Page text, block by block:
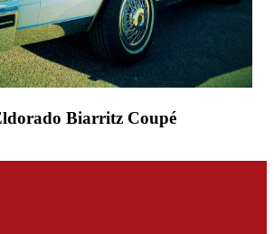
Biarritz Coupé